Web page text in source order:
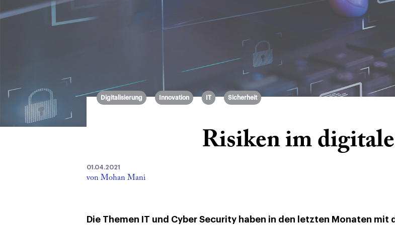
Digitalisierung Innovation IT Sicherheit
Risiken im
01.04.2021
von Mohan Mani
Die Themen IT und Cyber Security haben in den letzten Monaten mit